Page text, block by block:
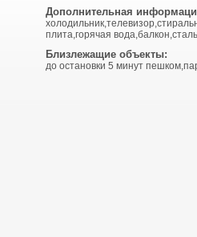
Дополнительная
плита,горячая
Близлежащие объекты:
до остановки 5 минут